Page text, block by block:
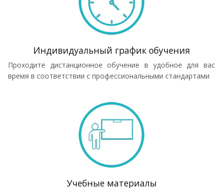
Индивидуальный график обучения
Проходите дистанционное обучение в удобное для вас
время в соответствии с профессиональными стандартами
Учебные материалы